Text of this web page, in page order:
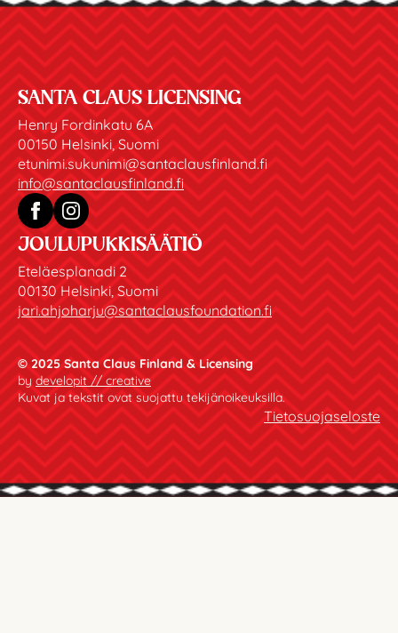
SANTA CLAUS LICENSING
Henry Fordinkatu 6A
00150 Helsinki, Suomi
etunimi.sukunimi@santaclausfinland.fi
info@santaclausfinland.fi
JOULUPUKKISÄÄTIÖ
Eteläesplanadi 2
00130 Helsinki, Suomi
jari.ahjoharju@santaclausfoundation.fi
© 2025 Santa Claus Finland & Licensing
by developit // creative
Kuvat ja tekstit ovat suojattu tekijänoikeuksilla.
Tietosuojaseloste